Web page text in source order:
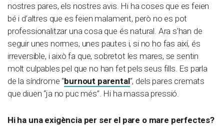
nostres pares, els nostres avis. Hi ha coses que es feien
bé i d’altres que es feien malament, però no es pot
professionalitzar una cosa que és natural. Ara s’han de
seguir unes normes, unes pautes i, si no ho fas així, és
irreversible, i això fa que, sobretot les mares, se sentin
molt culpables pel que no han fet pels seus fills. Es parla
de la síndrome “burnout parental“, dels pares cremats
que diuen “ja no puc més”. Hi ha massa pressió.
Hi ha una exigència per ser el pare o mare perfectes?